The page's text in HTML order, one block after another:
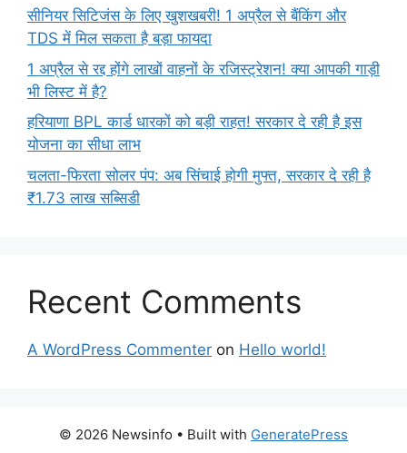
सीनियर सिटिजंस के लिए खुशखबरी! 1 अप्रैल से बैंकिंग और
TDS में मिल सकता है बड़ा फायदा
1 अप्रैल से रद्द होंगे लाखों वाहनों के रजिस्ट्रेशन! क्या आपकी गाड़ी
भी लिस्ट में है?
हरियाणा BPL कार्ड धारकों को बड़ी राहत! सरकार दे रही है इस
योजना का सीधा लाभ
चलता-फिरता सोलर पंप: अब सिंचाई होगी मुफ्त, सरकार दे रही है
₹1.73 लाख सब्सिडी
Recent Comments
A WordPress Commenter on Hello world!
© 2026 Newsinfo • Built with GeneratePress